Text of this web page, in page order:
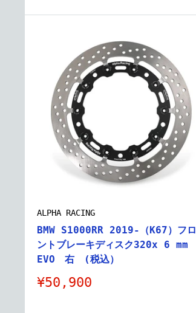
格
ALPHA RACING
BMW S1000RR 2019-（K67）フロ
ントブレーキディスク320x 6 mm
EVO 右 (税込）
販
¥50,900